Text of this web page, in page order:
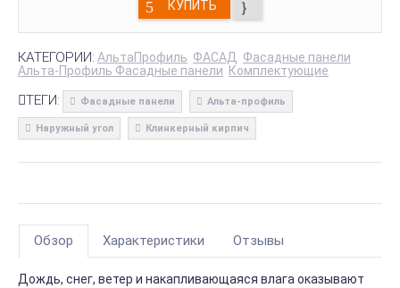
КУПИТЬ
КАТЕГОРИИ: АльтаПрофиль ФАСАД
Фасадные панели
Альта-Профиль Фасадные панели Комплектующие
ТЕГИ: Фасадные панели Альта-профиль
Наружный угол Клинкерный кирпич
Обзор Характеристики Отзывы
Дождь, снег, ветер и накапливающаяся влага оказывают